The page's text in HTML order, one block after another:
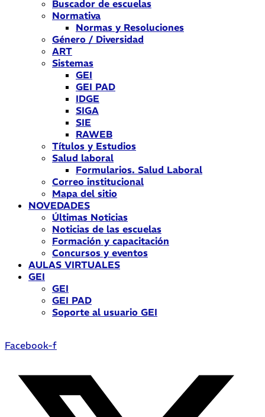
Buscador de escuelas
Normativa
Normas y Resoluciones
Género / Diversidad
ART
Sistemas
GEI
GEI PAD
IDGE
SIGA
SIE
RAWEB
Títulos y Estudios
Salud laboral
Formularios. Salud Laboral
Correo institucional
Mapa del sitio
NOVEDADES
Últimas Noticias
Noticias de las escuelas
Formación y capacitación
Concursos y eventos
AULAS VIRTUALES
GEI
GEI
GEI PAD
Soporte al usuario GEI
Facebook-f